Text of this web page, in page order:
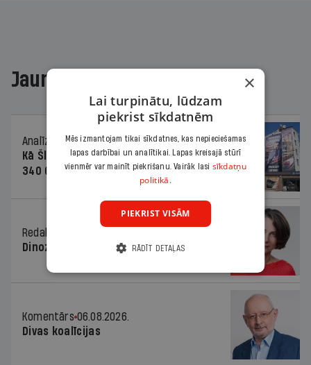
Jaunākajā žurnālā
Analīze
06.08.2026.
Kā Šlesera partija palika nesodīta par
340 000 vērtu reklāmas kampaņu
Redaktores sleja
Dinozaura triks
Komentārs 06.08.2026.
Divas koalīcijas
×
Lai turpinātu, lūdzam
piekrist sīkdatnēm
Mēs izmantojam tikai sīkdatnes, kas nepieciešamas
lapas darbībai un analītikai. Lapas kreisajā stūrī
vienmēr var mainīt piekrišanu. Vairāk lasi sīkdatņu
politikā.
PIEKRIST VISĀM
RĀDĪT DETAĻAS